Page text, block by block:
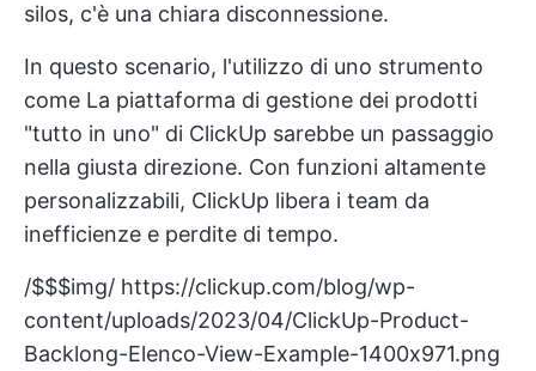
silos, c'è una chiara disconnessione.
In questo scenario, l'utilizzo di uno strumento
come La piattaforma di gestione dei prodotti
"tutto in uno" di ClickUp sarebbe un passaggio
nella giusta direzione. Con funzioni altamente
personalizzabili, ClickUp libera i team da
inefficienze e perdite di tempo.
/$$$img/ https://clickup.com/blog/wp-
content/uploads/2023/04/ClickUp-Product-
Backlong-Elenco-View-Example-1400x971.png